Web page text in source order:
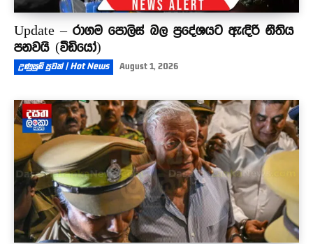
Update – රාගම පොලිස් බල ප්‍රදේශයට ඇඳිරි නීතිය
පනවයි (වීඩියෝ)
උණුසුම් පුවත් | Hot News August 1, 2026